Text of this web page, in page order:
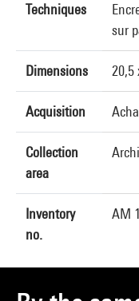
Techniques
sur
Dimensions 20,5
Acquisition
Collection
area
Inventory
no.
AM